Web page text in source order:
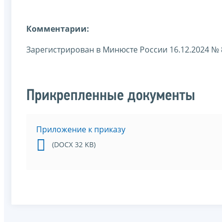
Комментарии:
Зарегистрирован в Минюсте России 16.12.2024 №
Прикрепленные документы
Приложение к приказу
(DOCX 32 KB)